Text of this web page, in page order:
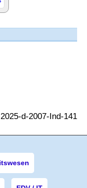
d-2007-Ind-141